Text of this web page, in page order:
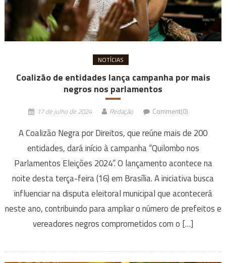
NOTÍCIAS
Coalizão de entidades lança campanha por mais
negros nos parlamentos
17 de julho de 2024 Redação Comment(0)
A Coalizão Negra por Direitos, que reúne mais de 200
entidades, dará início à campanha “Quilombo nos
Parlamentos Eleições 2024”. O lançamento acontece na
noite desta terça-feira (16) em Brasília. A iniciativa busca
influenciar na disputa eleitoral municipal que acontecerá
neste ano, contribuindo para ampliar o número de prefeitos e
vereadores negros comprometidos com o […]